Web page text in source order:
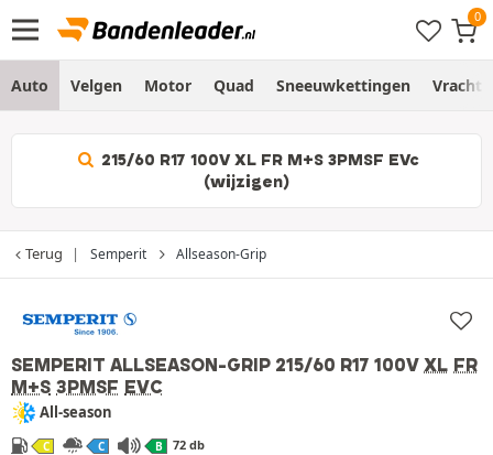
Auto Velgen Motor Quad Sneeuwkettingen
215/60 R17 100V XL FR M+S 3PMSF EVc
(wijzigen)
Terug Semperit Allseason-Grip
SEMPERIT ALLSEASON-GRIP 215/60 R17 100V XL FR
M+S 3PMSF EVC
All-season
C C B 72 db